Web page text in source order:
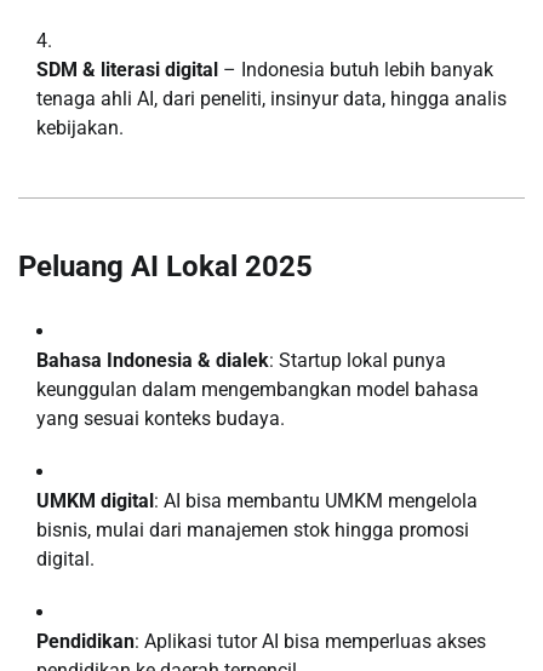
SDM & literasi digital – Indonesia butuh lebih banyak
tenaga ahli AI, dari peneliti, insinyur data, hingga analis
kebijakan.
Peluang AI Lokal 2025
Bahasa Indonesia & dialek: Startup lokal punya
keunggulan dalam mengembangkan model bahasa
yang sesuai konteks budaya.
UMKM digital : AI bisa membantu UMKM mengelola
bisnis, mulai dari manajemen stok hingga promosi
digital.
Pendidikan: Aplikasi tutor AI bisa memperluas akses